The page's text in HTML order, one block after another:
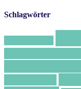
Schlagwörter